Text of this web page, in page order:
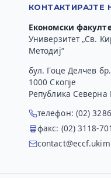
КОНТАКТИРАЈТЕ
Економски
Универзитет „Св.
Методиј“
бул. Гоце Делчев
1000 Скопје
Република Северна
телефон: (02)
факс: (02) 3118-701